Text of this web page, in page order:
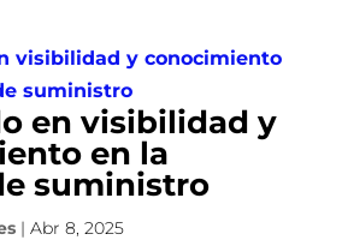
en visibilidad y
en la
suministro
| Abr 8, 2025